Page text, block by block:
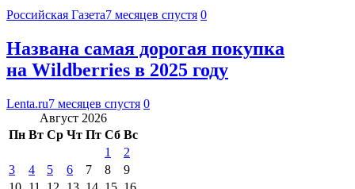
Российская Газета7 месяцев спустя 0
Названа самая дорогая покупка
на Wildberries в 2025 году
Lenta.ru7 месяцев спустя 0
Август 2026
Пн Вт Ср Чт Пт Сб Вс
1
2
3
4 5 6 7 8
9